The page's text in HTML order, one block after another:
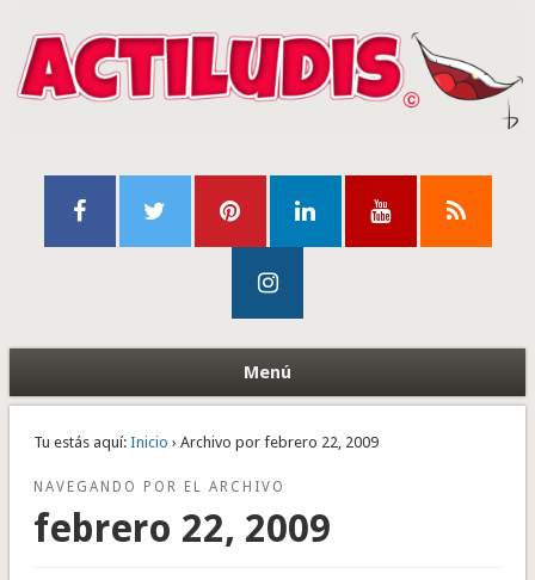
Menú
Tu estás aquí: Inicio › Archivo por febrero 22, 2009
NAVEGANDO POR EL ARCHIVO
febrero 22, 2009